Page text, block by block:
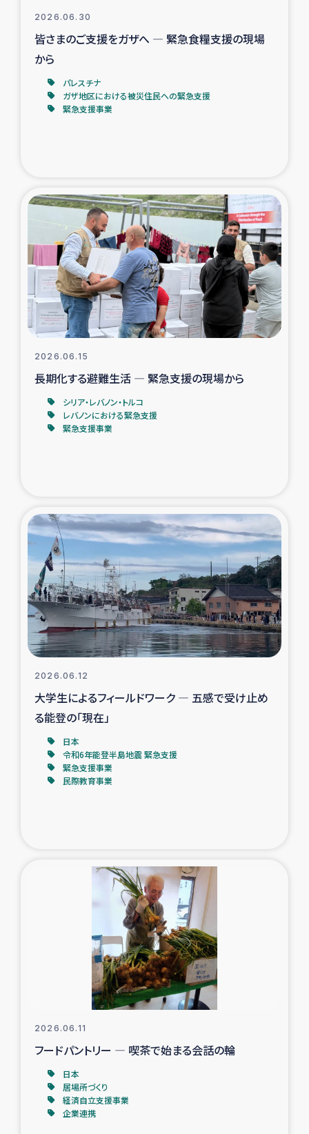
令和6年能登半島地震 緊急支援
タイ国境ミャンマー移民子ども支援
漁民によるマングローブ植林活動
レバノンでのシリア難民への食糧・越冬支援
レバノンにおける緊急支援
レバノンでのシリア難民への教育支援事業
海外ルーツの市民との共生
復興応援隊の活動
仮設住宅生活支援・農業復興支援
漁業復興支援
インターン・ボランティア日誌
ガザ空爆被災者への食料支援と農家生産支援
ガザ地区における被災住民への緊急支援
ガザ地区酪農を通した女性グループの生計支援
ふりかけ普及と食生活改善による栄養改善事業
フェアトレード事業
女性の生計向上を通じた子どもの栄養改善事業
2026.06.30
皆さまのご支援をガザへ ― 緊急食糧支援の現場
から
パレスチナ
ガザ地区における被災住民への緊急支援
緊急支援事業
2026.06.15
長期化する避難生活 ― 緊急支援の現場から
シリア・レバノン・トルコ
レバノンにおける緊急支援
緊急支援事業
2026.06.12
大学生によるフィールドワーク ― 五感で受け止め
る能登の「現在」
日本
令和6年能登半島地震 緊急支援
緊急支援事業
民際教育事業
2026.06.11
フードパントリー ― 喫茶で始まる会話の輪
日本
居場所づくり
経済自立支援事業
企業連携